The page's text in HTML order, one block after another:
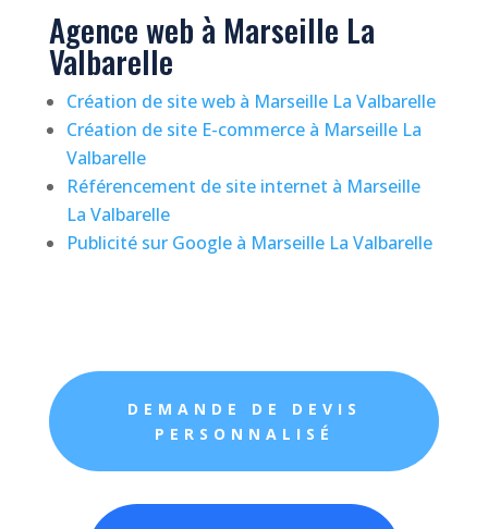
Agence web à Marseille La
Valbarelle
Création de site web à Marseille La Valbarelle
Création de site E-commerce à Marseille La
Valbarelle
Référencement de site internet à Marseille
La Valbarelle
Publicité sur Google à Marseille La Valbarelle
DEMANDE DE DEVIS
PERSONNALISÉ